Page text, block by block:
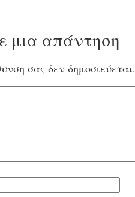
μια απάντηση
σας δεν δημοσιεύεται.